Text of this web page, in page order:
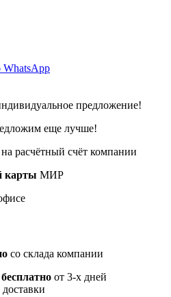
WhatsApp
предложение!
еще лучше!
на расчётный счёт компании
карты МИР
со склада компании
от 3-х дней